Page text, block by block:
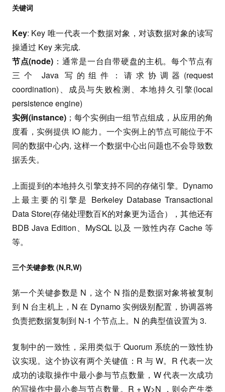
关键词
Key: Key 唯一代表一个数据对象，对该数据对象的读写
操通过 Key 来完成.
节点(node) ：通常是一台自带硬盘的主机。每个节点有
三个 Java 写的组件：请求协调器(request
coordination)、成员与失败检测、本地持久引擎(local
persistence engine)
实例(instance)；每个实例由一组节点组成，从应用的角
度看，实例提供 IO 能力。一个实例上的节点可能位于不
同的数据中心内, 这样一个数据中心出问题也不会导致数
据丢失。
上面提到的本地持久引擎支持不同的存储引擎。Dynamo
上最主要的引擎是 Berkeley Database Transactional
Data Store(存储处理数百K的对象更为适合），其他还有
BDB Java Edition、MySQL 以及 一致性内存 Cache 等
等。
三个关键参数 (N,R,W)
第一个关键参数是 N，这个 N 指的是数据对象将被复制
到 N 台主机上，N 在 Dynamo 实例级别配置，协调器将
负责把数据复制到 N-1 个节点上。N 的典型值设置为 3.
复制中的一致性，采用类似于 Quorum 系统的一致性协
议实现。这个协议有两个关键值：R 与 W。R 代表一次
成功的读取操作中最小参与节点数量，W 代表一次成功
的写操作中最小参与节点数量。R + W>N ，则会产生类